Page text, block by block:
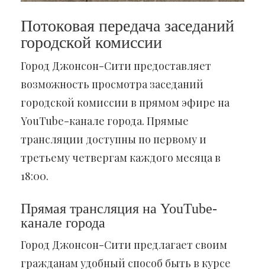
Потоковая передача заседаний
городской комиссии
Город Джонсон-Сити предоставляет
возможность просмотра заседаний
городской комиссии в прямом эфире на
YouTube-канале города. Прямые
трансляции доступны по первому и
третьему четвергам каждого месяца в
18:00.
Прямая трансляция на YouTube-
канале города
Город Джонсон-Сити предлагает своим
гражданам удобный способ быть в курсе